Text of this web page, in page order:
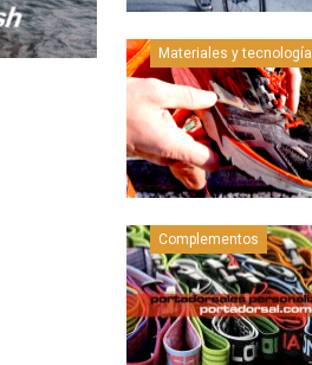
Materiales y tecnología
Complementos